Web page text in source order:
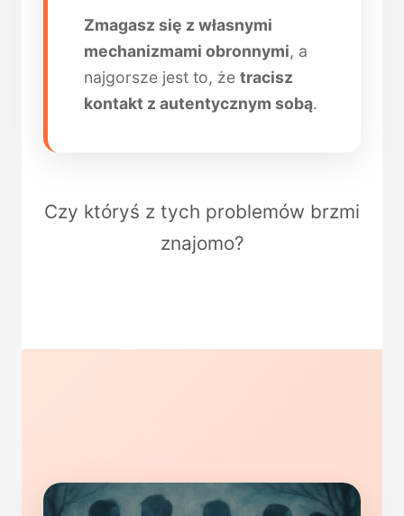
Zmagasz się z własnymi
mechanizmami obronnymi, a
najgorsze jest to, że tracisz
kontakt z autentycznym sobą.
Czy któryś z tych problemów brzmi
znajomo?